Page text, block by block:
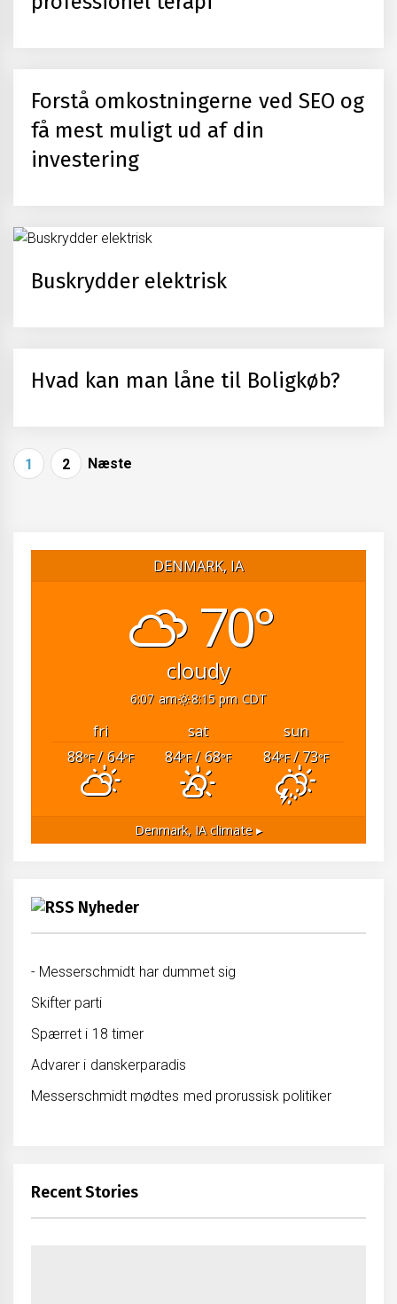
Forstå omkostningerne ved SEO og
få mest muligt ud af din
investering
Buskrydder elektrisk
Hvad kan man låne til Boligkøb?
Indlægsinddeling
1 2 Næste
DENMARK, IA
70°
cloudy
6:07 am 8:15 pm CDT
fri sat
sun
88°F/ 64°F 84°F/ 68°F 84°F/ 73°F
Denmark, IAclimate ▸
Nyheder
- Messerschmidt har dummet sig
Skifter parti
Spærret i 18 timer
Advarer i danskerparadis
Messerschmidt mødtes med prorussisk politiker
Recent Stories